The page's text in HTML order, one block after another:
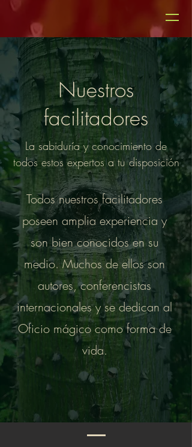
Nuestros
facilitadores
La sabiduría y conocimiento de
todos estos expertos a tu disposición
Todos nuestros facilitadores
poseen amplia experiencia y
son bien conocidos en su
medio. Muchos de ellos son
autores, conferencistas
internacionales y se dedican al
Oficio mágico como forma de
vida.